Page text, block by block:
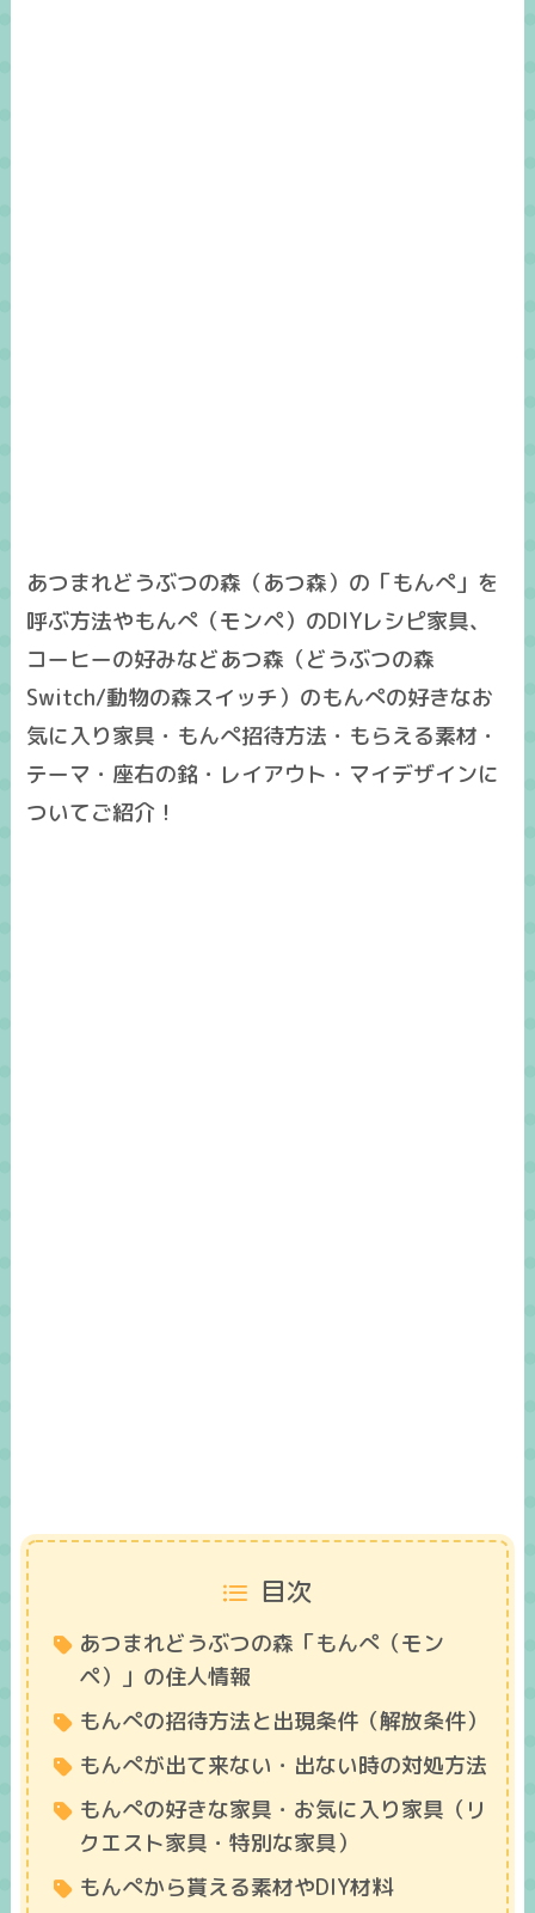
あつまれどうぶつの森（あつ森）の「もんぺ」を
呼ぶ方法やもんぺ（モンペ）のDIYレシピ家具、
コーヒーの好みなどあつ森（どうぶつの森
Switch/動物の森スイッチ）のもんぺの好きなお
気に入り家具・もんぺ招待方法・もらえる素材・
テーマ・座右の銘・レイアウト・マイデザインに
ついてご紹介！
目次
あつまれどうぶつの森「もんぺ（モン
ペ）」の住人情報
もんぺの招待方法と出現条件（解放条件）
もんぺが出て来ない・出ない時の対処方法
もんぺの好きな家具・お気に入り家具（リ
クエスト家具・特別な家具）
もんぺから貰える素材やDIY材料